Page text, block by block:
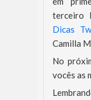
terceiro
Dicas
Camilla
No
vocês as